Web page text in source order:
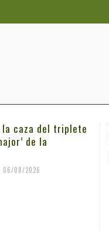
la caza del triplete
de la
06/08/2026